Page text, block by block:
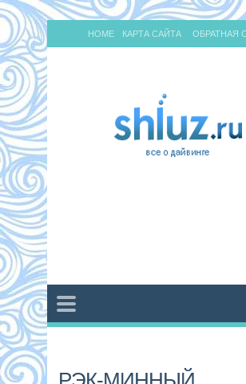
HOME КАРТА САЙТА ОБРАТНАЯ